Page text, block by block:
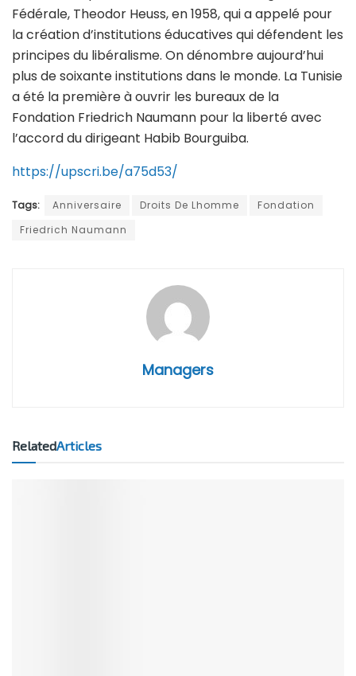
Fédérale, Theodor Heuss, en 1958, qui a appelé pour
la création d’institutions éducatives qui défendent les
principes du libéralisme. On dénombre aujourd’hui
plus de soixante institutions dans le monde. La Tunisie
a été la première à ouvrir les bureaux de la
Fondation Friedrich Naumann pour la liberté avec
l’accord du dirigeant Habib Bourguiba.
https://upscri.be/a75d53/
Tags: Anniversaire Droits De Lhomme
Fondation
Friedrich Naumann
Managers
RelatedArticles